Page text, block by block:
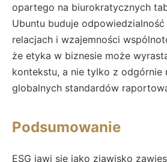
opartego na biurokratycznych
Ubuntu buduje
relacjach i wzajemności
że etyka w biznesie może
kontekstu, a nie tylko z odgórnie
globalnych standardów
Podsumowanie
ESG jawi się jako zjawisko